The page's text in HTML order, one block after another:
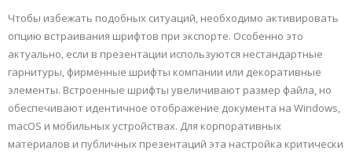
Чтобы избежать подобных ситуаций, необходимо активировать
опцию встраивания шрифтов при экспорте. Особенно это
актуально, если в презентации используются нестандартные
гарнитуры, фирменные шрифты компании или декоративные
элементы. Встроенные шрифты увеличивают размер файла, но
обеспечивают идентичное отображение документа на Windows,
macOS и мобильных устройствах. Для корпоративных
материалов и публичных презентаций эта настройка критически